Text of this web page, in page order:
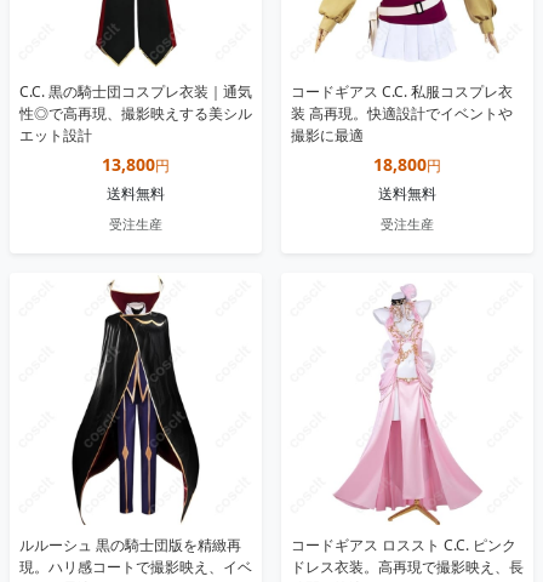
C.C. 黒の騎士団コスプレ衣装｜通気
性◎で高再現、撮影映えする美シル
エット設計
13,800円
送料無料
受注生産
コードギアス C.C. 私服コスプレ衣
装 高再現。快適設計でイベントや
撮影に最適
18,800円
送料無料
受注生産
ルルーシュ 黒の騎士団版を精緻再
現。ハリ感コートで撮影映え、イベ
コードギアス ロススト C.C. ピンク
ドレス衣装。高再現で撮影映え、長